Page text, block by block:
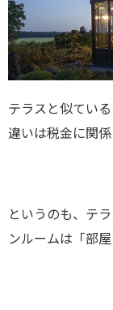
テラスと似てい
違いは税金に関係
というのも、テ
ンルームは「部